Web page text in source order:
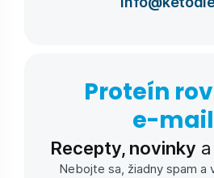
Proteín
e-⁠
Recepty, novinky
Nebojte sa, žiadny spam a